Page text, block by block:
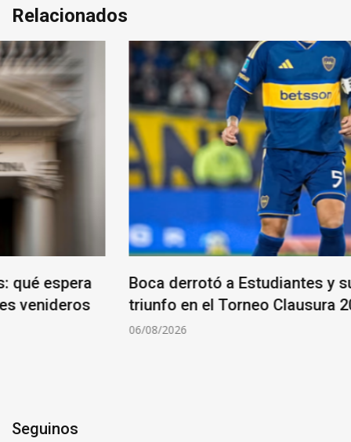
Relacionados
Boca derrotó a Estudiantes y sumó su primer
triunfo en el Torneo Clausura 2026
Seguinos